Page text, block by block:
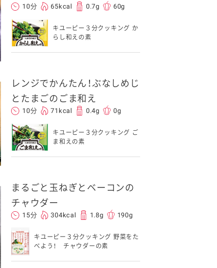
10分 65kcal 0.7g 60g
キユーピー３分クッキング か
らし和えの素
レンジでかんたん！ぶなしめじ
とたまごのごま和え
10分 71kcal 0.4g 0g
キユーピー３分クッキング ご
ま和えの素
まるごと玉ねぎとベーコンの
チャウダー
15分 304kcal 1.8g 190g
キユーピー３分クッキング 野菜をた
べよう！ チャウダーの素